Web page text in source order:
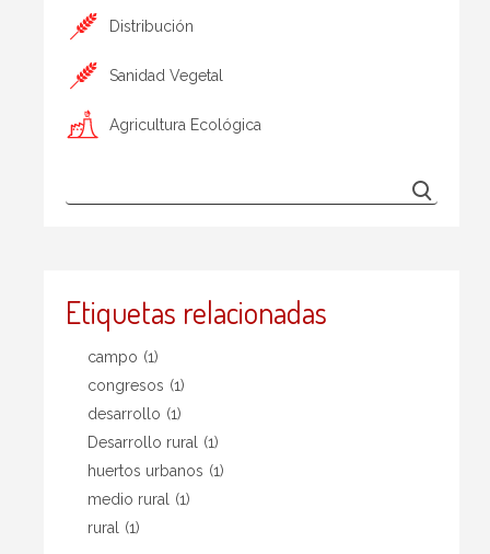
Distribución
Sanidad Vegetal
Agricultura Ecológica
Etiquetas relacionadas
campo (1)
congresos (1)
desarrollo (1)
Desarrollo rural
(1)
huertos urbanos (1)
medio rural
(1)
rural
(1)